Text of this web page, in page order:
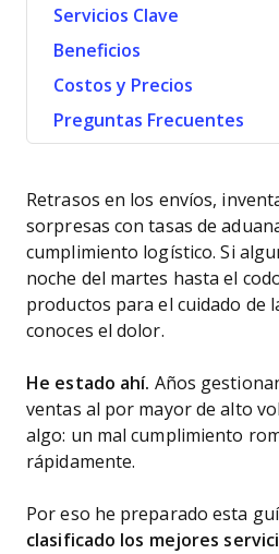
Servicios Clave
Beneficios
Costos y Precios
Preguntas Frecuentes
Retrasos en los envíos,
sorpresas con tasas de
cumplimiento logístico. Si
noche del martes hasta el
productos para el cuidado de
conoces el dolor.
He estado ahí. Años
ventas al por mayor de alto
algo: un mal cumplimiento
rápidamente.
Por eso he preparado esta
clasificado los mejores